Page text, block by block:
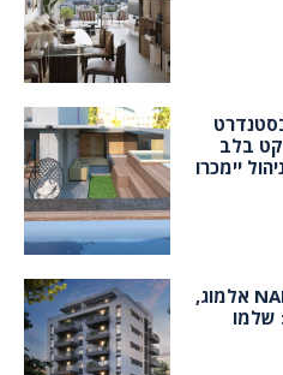
בסטנדרט
בלב
יימכרו
״כל דייר הוא VIP״: פרויקט NANA אלמוג,
שלמו